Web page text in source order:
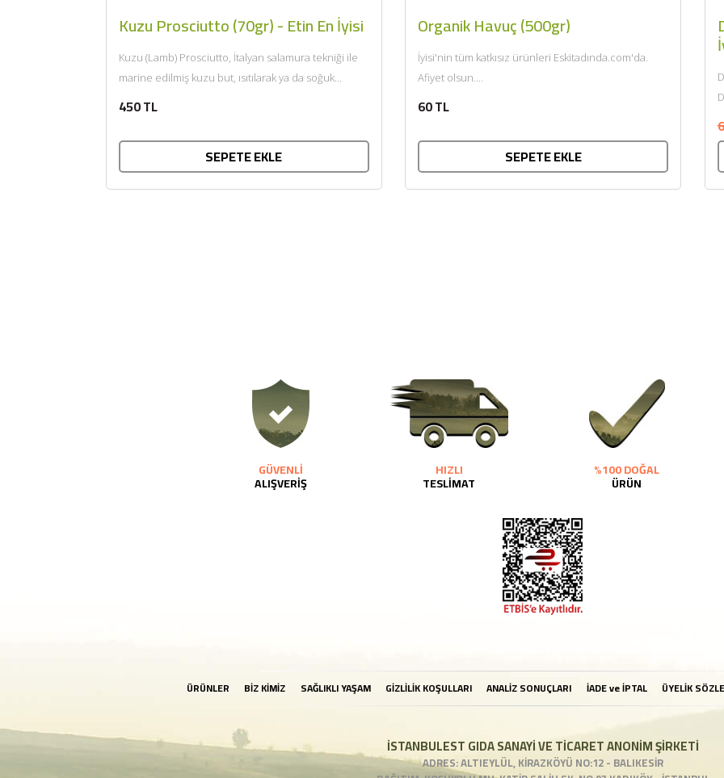
Kuzu Prosciutto (70gr) - Etin En İyisi
Kuzu (Lamb) Prosciutto, İtalyan salamura tekniği ile
marine edilmiş kuzu but, ısıtılarak ya da soğuk
450 TL
SEPETE EKLE
Organik Havuç (500gr)
İyisi'nin tüm katkısız ürünleri Eskitadında.com'da.
Afiyet olsun....
60 TL
SEPETE EKLE
GÜVENLİ
ALIŞVERİŞ
HIZLI
TESLİMAT
%100 DOĞAL
ÜRÜN
ÜRÜNLER BİZ KİMİZ SAĞLIKLI YAŞAM GİZLİLİK KOŞULLARI ANALİZ SONUÇLARI İADE ve İPTAL ÜYELİK
İSTANBULEST GIDA SANAYİ VE TİCARET ANONİM ŞİRKETİ
ADRES: ALTIEYLÜL, KİRAZKÖYÜ NO:12 - BALIKESİR